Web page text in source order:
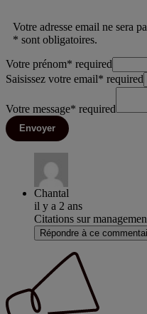
Votre adresse email ne sera
* sont obligatoires.
Votre prénom* required
Saisissez votre email* required
Votre message* required
Envoyer
Chantal
il y a 2 ans
Citations sur
Répondre à ce